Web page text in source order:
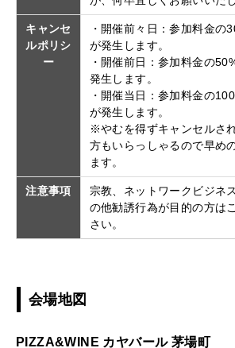
キャンセ
ルポリシ
ー
・開催前々日：参加料金の
が発生します。
・開催前日：参加料金の
発生します。
・開催当日：参加料金の
が発生します。
※やむを得ずキャンセルさ
方もいらっしゃるので早め
ます。
注意事項
宗教、ネットワークビジネ
の他勧誘行為が目的の方は
さい。
会場地図
PIZZA&WINE カヤバール 茅場町